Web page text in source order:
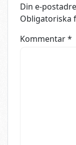
Din e-
Obligatoriska
Kommentar*